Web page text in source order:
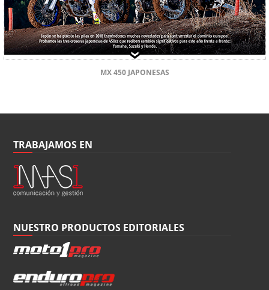
MX 450 JAPONESAS
TRABAJAMOS EN
NUESTRO PRODUCTOS EDITORIALES